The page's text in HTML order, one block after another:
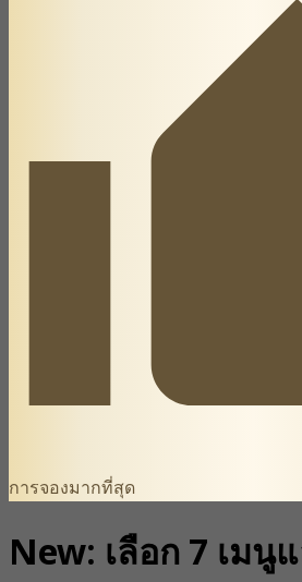
การจองมากที่สุด
New: เลือก 7 เมนู